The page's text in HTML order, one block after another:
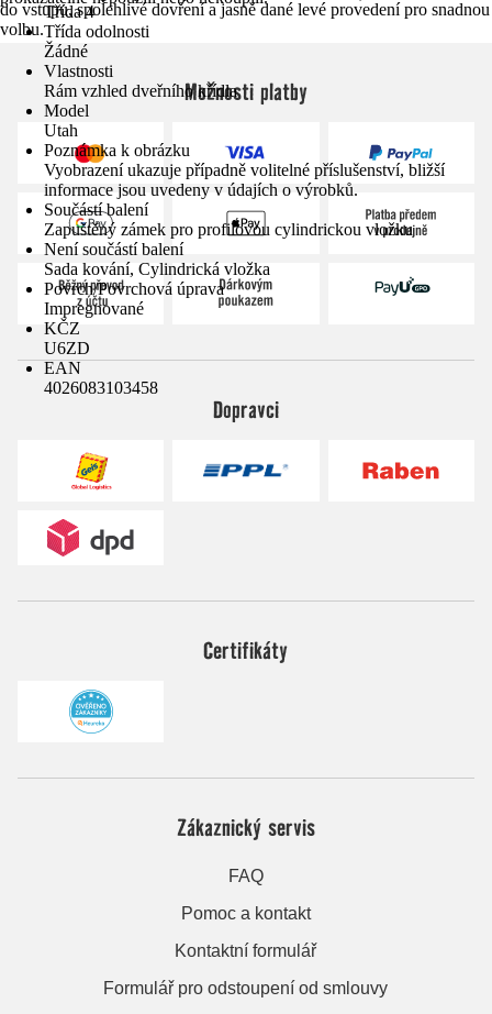
Třída 4
Třída odolnosti
Žádné
Vlastnosti
Rám vzhled dveřního křídla
Model
Utah
Poznámka k obrázku
Vyobrazení ukazuje případně volitelné příslušenství, bližší
informace jsou uvedeny v údajích o výrobků.
Součástí balení
Zapuštěný zámek pro profilovou cylindrickou vložku
Není součástí balení
Sada kování, Cylindrická vložka
Povrch/Povrchová úprava
Impregnované
KČZ
U6ZD
EAN
4026083103458
do vstupu, spolehlivé dovření a jasně dané levé provedení pro snadnou
volbu.
Možnosti platby
Dopravci
Certifikáty
Zákaznický servis
FAQ
Pomoc a kontakt
Kontaktní formulář
Formulář pro odstoupení od smlouvy